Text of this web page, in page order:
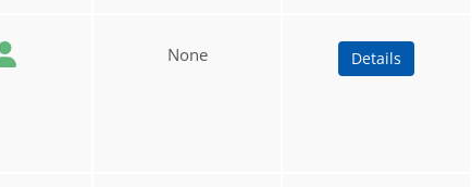
None Details